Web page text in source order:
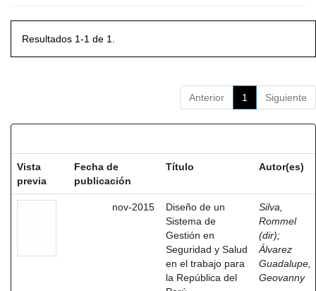
Resultados 1-1 de 1.
Anterior 1 Siguiente
Vista
previa
Fecha de
publicación
Título Autor(es)
nov-2015
Diseño de un
Sistema de
Gestión en
Seguridad y Salud
en el trabajo para
la República del
Silva,
Rommel
(dir);
Álvarez
Guadalupe,
Geovanny